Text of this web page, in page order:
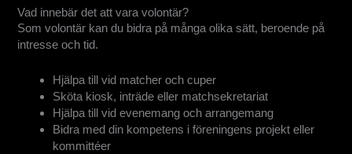
Vad innebär det att vara volontär?
Som volontär kan du bidra på många olika sätt, beroende på
intresse och tid.
Hjälpa till vid matcher och cuper
Sköta kiosk, inträde eller matchsekretariat
Hjälpa till vid evenemang och arrangemang
Bidra med din kompetens i föreningens projekt eller
kommittéer